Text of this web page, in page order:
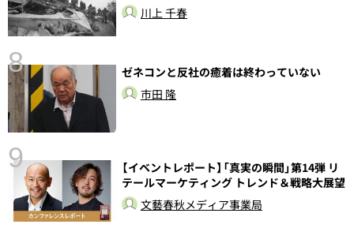
川上 千春
8
ゼネコンと反社の癒着は終わっていない
市田 隆
9
【イベントレポート】「真実の瞬間」第14弾 リ
テールマーケティング トレンド＆戦略大展望
文藝春秋メディア事業局